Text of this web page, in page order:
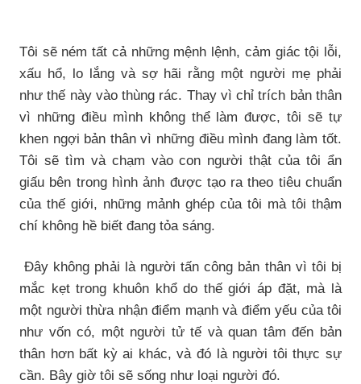
Tôi sẽ ném tất cả những mệnh lệnh, cảm giác tội lỗi,
xấu hổ, lo lắng và sợ hãi rằng một người mẹ phải
như thế này vào thùng rác. Thay vì chỉ trích bản thân
vì những điều mình không thể làm được, tôi sẽ tự
khen ngợi bản thân vì những điều mình đang làm tốt.
Tôi sẽ tìm và chạm vào con người thật của tôi ẩn
giấu bên trong hình ảnh được tạo ra theo tiêu chuẩn
của thế giới, những mảnh ghép của tôi mà tôi thậm
chí không hề biết đang tỏa sáng.
Đây không phải là người tấn công bản thân vì tôi bị
mắc kẹt trong khuôn khổ do thế giới áp đặt, mà là
một người thừa nhận điểm mạnh và điểm yếu của tôi
như vốn có, một người tử tế và quan tâm đến bản
thân hơn bất kỳ ai khác, và đó là người tôi thực sự
cần. Bây giờ tôi sẽ sống như loại người đó.